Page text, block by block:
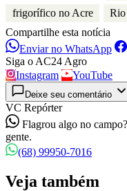
frigorífico no Acre
Compartilhe esta notícia
Enviar no WhatsApp
Siga o AC24 Agro
Instagram
YouTube
Deixe seu comentário
VC Repórter
Flagrou algo no
gente.
(68) 99950-7016
Veja também